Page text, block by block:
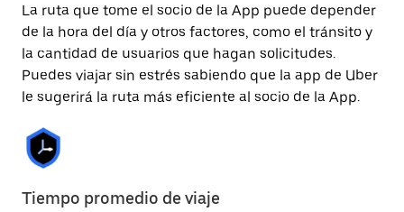
La ruta que tome el socio de la App puede depender
de la hora del día y otros factores, como el tránsito y
la cantidad de usuarios que hagan solicitudes.
Puedes viajar sin estrés sabiendo que la app de Uber
le sugerirá la ruta más eficiente al socio de la App.
Tiempo promedio de viaje